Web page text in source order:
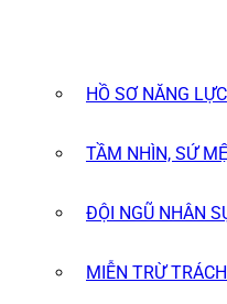
HỒ SƠ NĂNG LỰC
TẦM NHÌN, SỨ
ĐỘI NGŨ NHÂN
MIỄN TRỪ